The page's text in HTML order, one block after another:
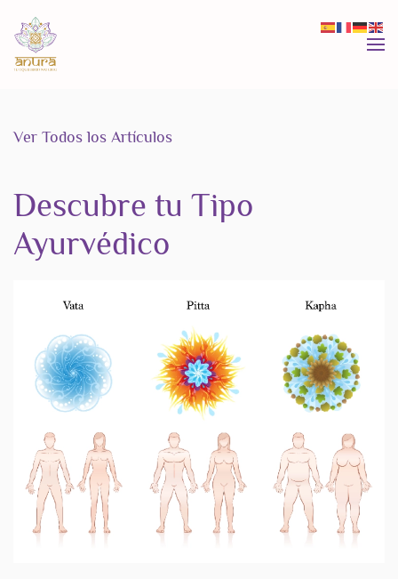
Skip to main content
Ver Todos los Artículos
Descubre tu Tipo
Ayurvédico